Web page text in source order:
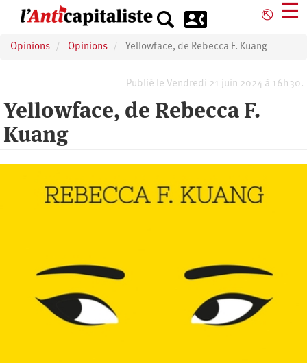
principal
⎋ ☰
Opinions Opinions Yellowface, de Rebecca F. Kuang
Publié le Vendredi 21 juin 2024 à 16h30.
Yellowface, de Rebecca F.
Kuang